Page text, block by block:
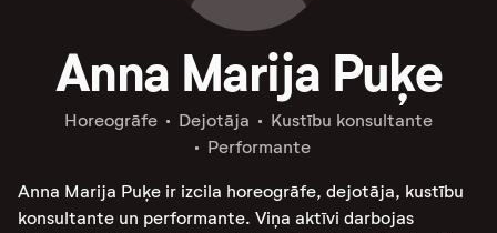
Anna Marija Puķe
Horeogrāfe Dejotāja
Kustību konsultante
Performante
Anna Marija Puķe ir izcila horeogrāfe, dejotāja, kustību
konsultante un performante. Viņa aktīvi darbojas